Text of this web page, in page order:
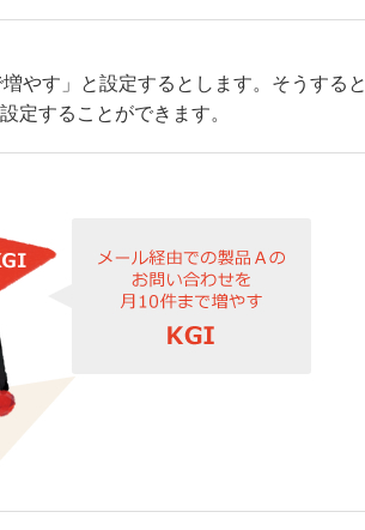
やす」と設定するとします。そうすると
定することができます。